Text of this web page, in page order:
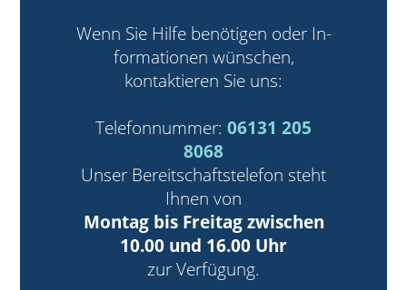
Wenn Sie Hilfe benötigen oder In­
fo­rma­tio­nen wün­schen,
kontaktieren Sie uns:
Telefon­nummer: 06131 205
8068
Unser Be­reit­schafts­te­lefon steht
Ihnen von
Mon­tag bis Frei­tag zwischen
10.00 und 16.00 Uhr
zur Verfügung.